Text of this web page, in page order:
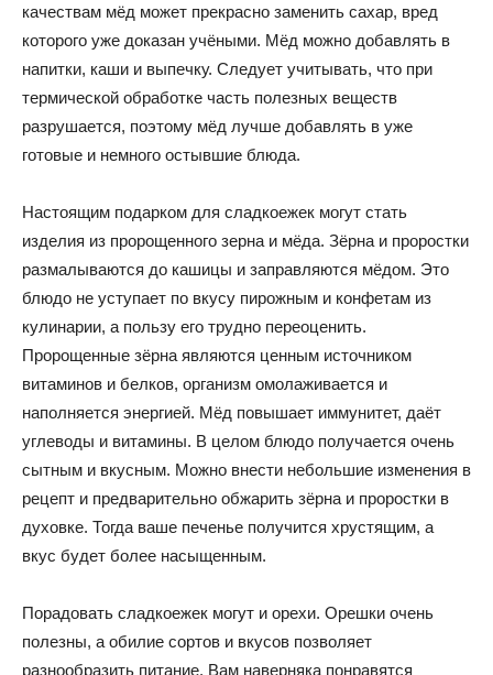
качествам мёд может прекрасно заменить сахар, вред
которого уже доказан учёными. Мёд можно добавлять в
напитки, каши и выпечку. Следует учитывать, что при
термической обработке часть полезных веществ
разрушается, поэтому мёд лучше добавлять в уже
готовые и немного остывшие блюда.
Настоящим подарком для сладкоежек могут стать
изделия из пророщенного зерна и мёда. Зёрна и проростки
размалываются до кашицы и заправляются мёдом. Это
блюдо не уступает по вкусу пирожным и конфетам из
кулинарии, а пользу его трудно переоценить.
Пророщенные зёрна являются ценным источником
витаминов и белков, организм омолаживается и
наполняется энергией. Мёд повышает иммунитет, даёт
углеводы и витамины. В целом блюдо получается очень
сытным и вкусным. Можно внести небольшие изменения в
рецепт и предварительно обжарить зёрна и проростки в
духовке. Тогда ваше печенье получится хрустящим, а
вкус будет более насыщенным.
Порадовать сладкоежек могут и орехи. Орешки очень
полезны, а обилие сортов и вкусов позволяет
разнообразить питание. Вам наверняка понравятся